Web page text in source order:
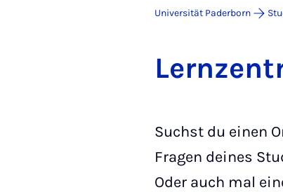
Universität Paderborn
Suchst du einen
Fragen deines
Oder auch mal